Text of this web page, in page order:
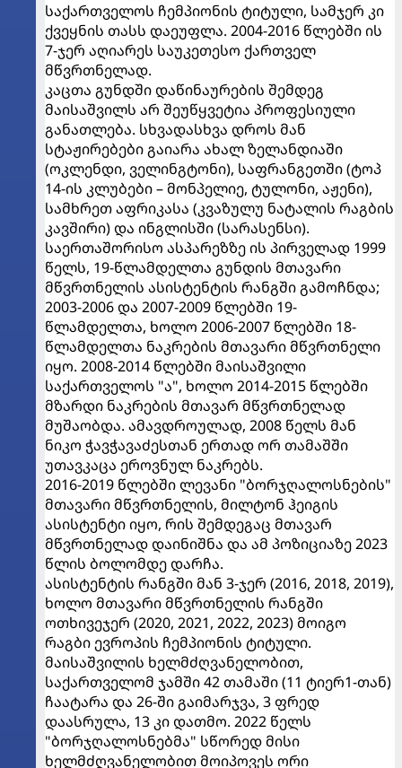
საქართველოს ჩემპიონის ტიტული, სამჯერ კი
ქვეყნის თასს დაეუფლა. 2004-2016 წლებში ის
7-ჯერ აღიარეს საუკეთესო ქართველ
მწვრთნელად.
კაცთა გუნდში დაწინაურების შემდეგ
მაისაშვილს არ შეუწყვეტია პროფესიული
განათლება. სხვადასხვა დროს მან
სტაჟირებები გაიარა ახალ ზელანდიაში
(ოკლენდი, ველინგტონი), საფრანგეთში (ტოპ
14-ის კლუბები – მონპელიე, ტულონი, აჟენი),
სამხრეთ აფრიკასა (კვაზულუ ნატალის რაგბის
კავშირი) და ინგლისში (სარასენსი).
საერთაშორისო ასპარეზზე ის პირველად 1999
წელს, 19-წლამდელთა გუნდის მთავარი
მწვრთნელის ასისტენტის რანგში გამოჩნდა;
2003-2006 და 2007-2009 წლებში 19-
წლამდელთა, ხოლო 2006-2007 წლებში 18-
წლამდელთა ნაკრების მთავარი მწვრთნელი
იყო. 2008-2014 წლებში მაისაშვილი
საქართველოს "ა", ხოლო 2014-2015 წლებში
მზარდი ნაკრების მთავარ მწვრთნელად
მუშაობდა. ამავდროულად, 2008 წელს მან
ნიკო ჭავჭავაძესთან ერთად ორ თამაშში
უთავკაცა ეროვნულ ნაკრებს.
2016-2019 წლებში ლევანი "ბორჯღალოსნების"
მთავარი მწვრთნელის, მილტონ ჰეიგის
ასისტენტი იყო, რის შემდეგაც მთავარ
მწვრთნელად დაინიშნა და ამ პოზიციაზე 2023
წლის ბოლომდე დარჩა.
ასისტენტის რანგში მან 3-ჯერ (2016, 2018, 2019),
ხოლო მთავარი მწვრთნელის რანგში
ოთხივეჯერ (2020, 2021, 2022, 2023) მოიგო
რაგბი ევროპის ჩემპიონის ტიტული.
მაისაშვილის ხელმძღვანელობით,
საქართველომ ჯამში 42 თამაში (11 ტიერ1-თან)
ჩაატარა და 26-ში გაიმარჯვა, 3 ფრედ
დაასრულა, 13 კი დათმო. 2022 წელს
"ბორჯღალოსნებმა" სწორედ მისი
ხელმძღვანელობით მოიპოვეს ორი